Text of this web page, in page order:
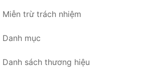
Miễn trừ trách nhiệm
Danh mục
Danh sách thương hiệu